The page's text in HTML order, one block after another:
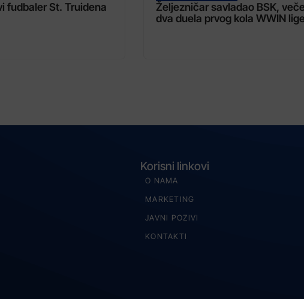
fudbaler St. Truidena
Željezničar savladao BSK,
dva duela prvog kola WWIN
Korisni linkovi
O NAMA
MARKETING
JAVNI POZIVI
KONTAKTI